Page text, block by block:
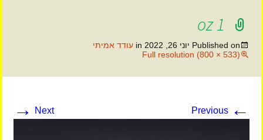
oz 1
Published on יוני 26, 2022
עודד אמיתי
Full resolution (800 × 533)
←
Next
→